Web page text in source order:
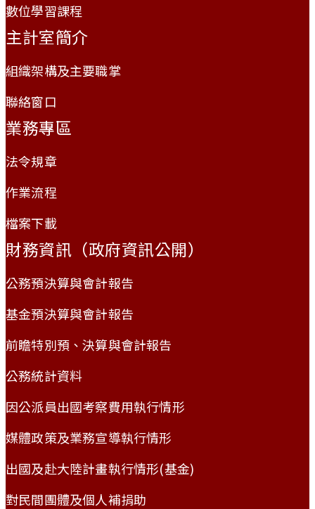
數位學習課程
主計室簡介
組織架構及主要職掌
聯絡窗口
業務專區
法令規章
作業流程
檔案下載
財務資訊（政府資訊公開）
公務預決算與會計報告
基金預決算與會計報告
前瞻特別預、決算與會計報告
公務統計資料
因公派員出國考察費用執行情形
媒體政策及業務宣導執行情形
出國及赴大陸計畫執行情形(基金)
對民間團體及個人補捐助